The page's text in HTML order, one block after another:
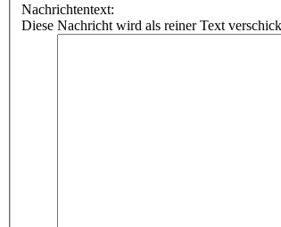
Nachrichtentext:
Diese Nachricht wird als reiner Text